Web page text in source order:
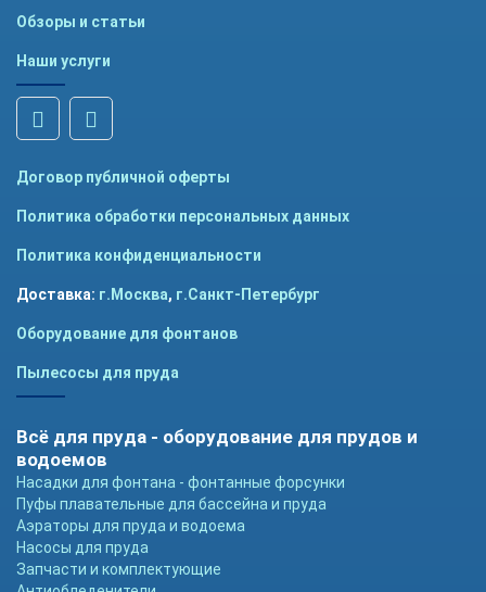
Обзоры и статьи
Наши услуги
Договор публичной оферты
Политика обработки персональных данных
Политика конфиденциальности
Доставка: г.Москва, г.Санкт-Петербург
Оборудование для фонтанов
Пылесосы для пруда
Всё для пруда - оборудование для прудов и
водоемов
Насадки для фонтана - фонтанные форсунки
Пуфы плавательные для бассейна и пруда
Аэраторы для пруда и водоема
Насосы для пруда
Запчасти и комплектующие